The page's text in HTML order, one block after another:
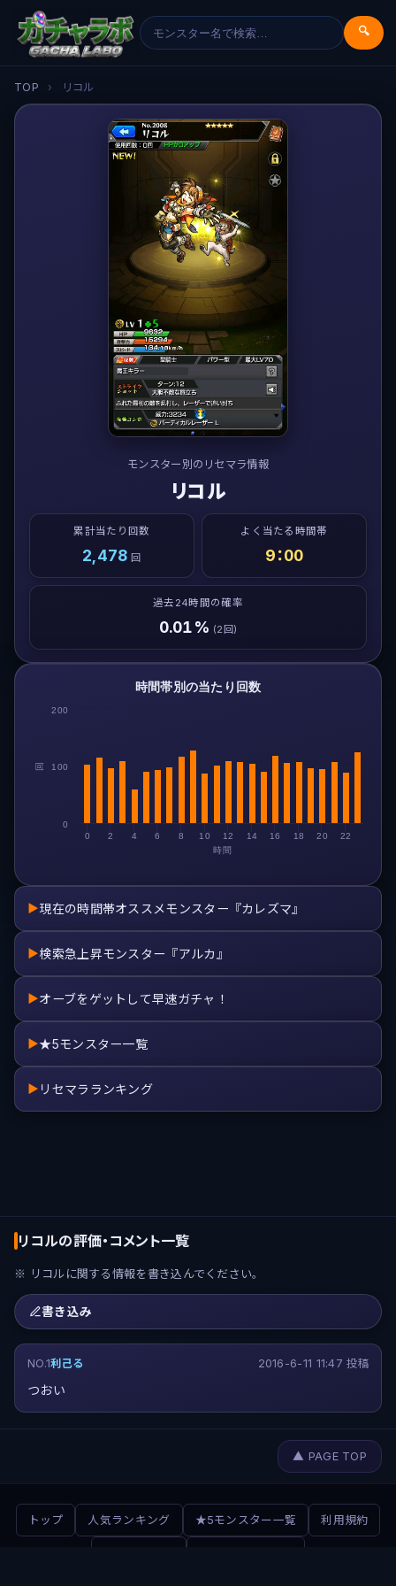
🔍
TOP › リコル
モンスター別のリセマラ情報
リコル
累計当たり回数
2,478 回
よく当たる時間帯
9：00
過去24時間の確率
0.01% (2回)
時間
回
時間帯別の当たり回数
0 2 4 6 8 10 12 14 16 18 20 22
0
100
200
▶現在の時間帯オススメモンスター『カレズマ』
▶検索急上昇モンスター『アルカ』
▶オーブをゲットして早速ガチャ！
▶★5モンスター一覧
▶ リセマラランキング
リコルの評価・コメント一覧
※ リコルに関する情報を書き込んでください。
書き込み
NO.1利己る 2016-6-11 11:47 投稿
つおい
▲ PAGE TOP
トップ 人気ランキング ★5モンスター一覧 利用規約